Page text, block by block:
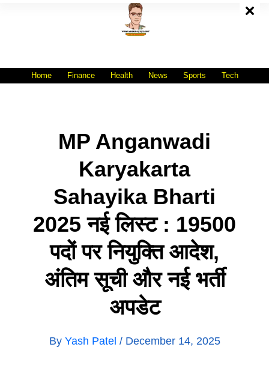
Home Finance Health News Sports Tech
MP Anganwadi
Karyakarta
Sahayika Bharti
2025 नई लिस्ट : 19500
पदों पर नियुक्ति आदेश,
अंतिम सूची और नई भर्ती
अपडेट
By Yash Patel / December 14, 2025